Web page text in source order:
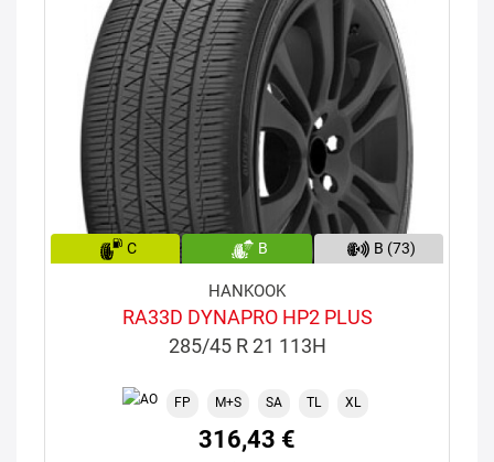
C B B (73)
HANKOOK
RA33D DYNAPRO HP2 PLUS
285/45 R 21 113H
FP M+S SA TL XL
316,43 €